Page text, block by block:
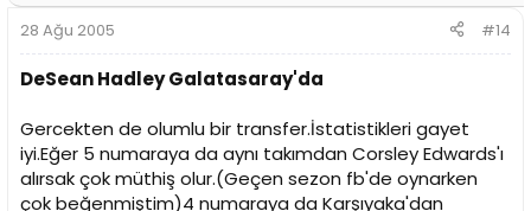
28 Ağu 2005 #14
DeSean Hadley Galatasaray'da
Gercekten de olumlu bir transfer.İstatistikleri gayet
iyi.Eğer 5 numaraya da aynı takımdan Corsley Edwards'ı
alırsak çok müthiş olur.(Geçen sezon fb'de oynarken
çok beğenmiştim)4 numaraya da Karşıyaka'dan